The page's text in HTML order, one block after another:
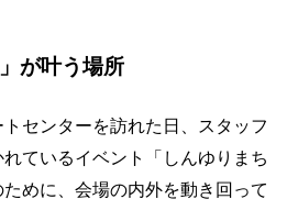
が叶う場所
センターを訪れた日、スタッフ
ているイベント「しんゆりまち
めに、会場の内外を動き回って